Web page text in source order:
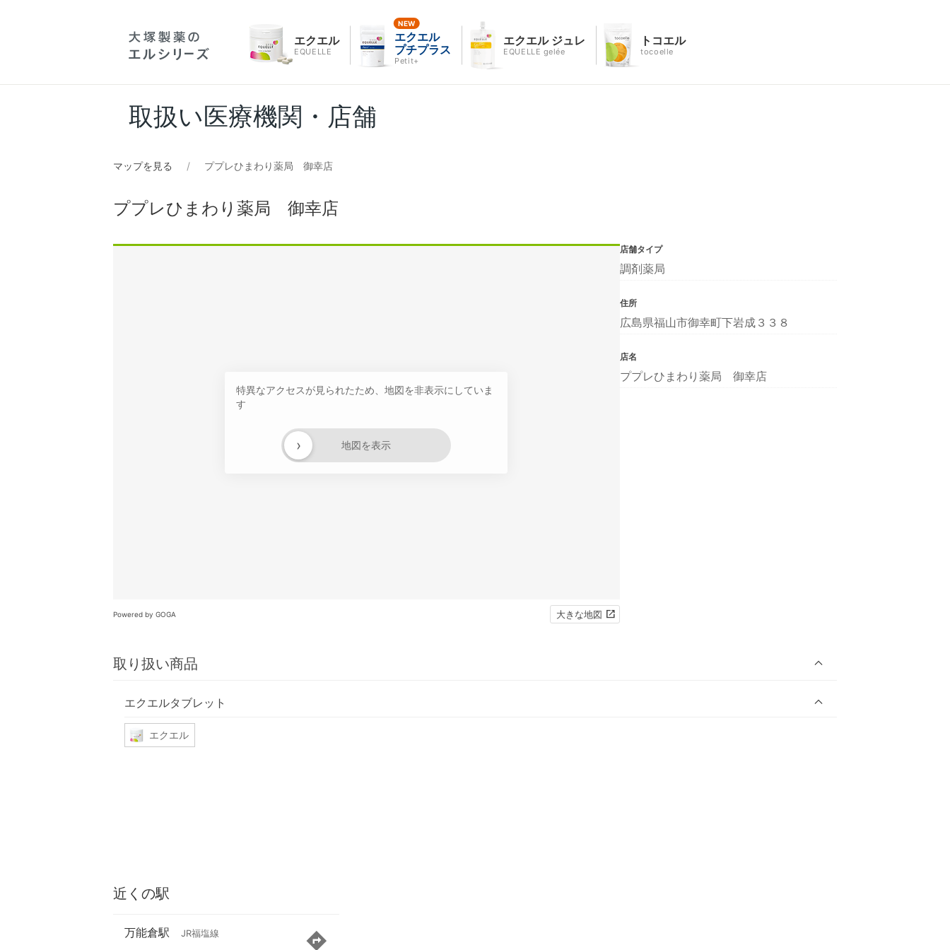
エクエル
EQUELLE
エクエル
プチプラス
Petit+
エクエル ジュレ
EQUELLE gelée
トコエル
tocoelle
取扱い医療機関・店舗
マップを見る ププレひまわり薬局 御幸店
ププレひまわり薬局 御幸店
特異なアクセスが見られたため、地図を非表示にしていま
す
地図を表示
›
Powered by GOGA 大きな地図
取り扱い商品
エクエルタブレット
エクエル
店舗タイプ
調剤薬局
住所
広島県福山市御幸町下岩成３３８
店名
ププレひまわり薬局 御幸店
近くの駅
万能倉駅 JR福塩線